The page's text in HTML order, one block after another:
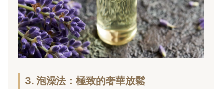
3. 泡澡法：極致的奢華放鬆